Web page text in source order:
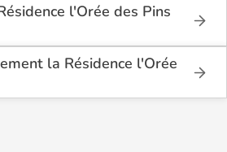
l'Orée des Pins
des Pins est une résidence
services seniors, village
la Résidence l'Orée
des Pins est située avenue de